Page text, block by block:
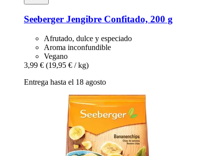
Seeberger Jengibre Confitado, 200 g
Afrutado, dulce y especiado
Aroma inconfundible
Vegano
3,99 € (19,95 € / kg)
Entrega hasta el 18 agosto